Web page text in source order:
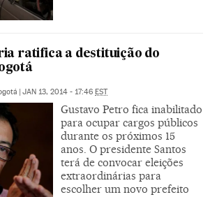
ratifica a destituição do
JAN 13, 2014 - 17:46 EST
Gustavo Petro fica inabilitado
para ocupar cargos públicos
durante os próximos 15
anos. O presidente Santos
terá de convocar eleições
extraordinárias para
escolher um novo prefeito